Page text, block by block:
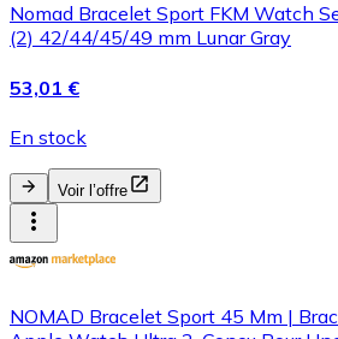
Nomad Bracelet Sport FKM Watch
(2) 42/44/45/49 mm Lunar Gray
53,01 €
En stock
Voir l’offre
NOMAD Bracelet Sport 45 Mm |